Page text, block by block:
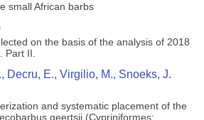
small African barbs
on the basis of the analysis of 2018
Part II.
Decru, E., Virgilio, M., Snoeks, J.
and systematic placement of the
geertsii (Cypriniformes: